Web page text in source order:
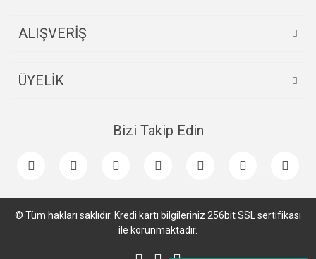
ALIŞVERİŞ
ÜYELİK
Bizi Takip Edin
© Tüm hakları saklıdır. Kredi kartı bilgileriniz 256bit SSL sertifikası
ile korunmaktadır.